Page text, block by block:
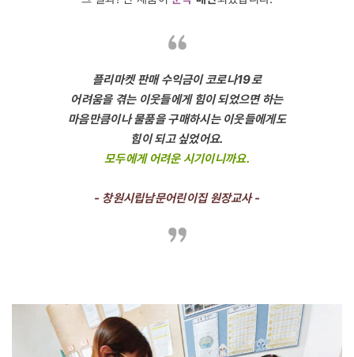
플리마켓 판매 수익금이 코로나19로
어려움을 겪는 이웃들에게 힘이 되었으면 하는
마음만큼이나 물품을 구매하시는 이웃들에게도
힘이 되고 싶었어요.
모두에게 어려운 시기이니까요.
- 창원시립남문어린이집 원장교사 -